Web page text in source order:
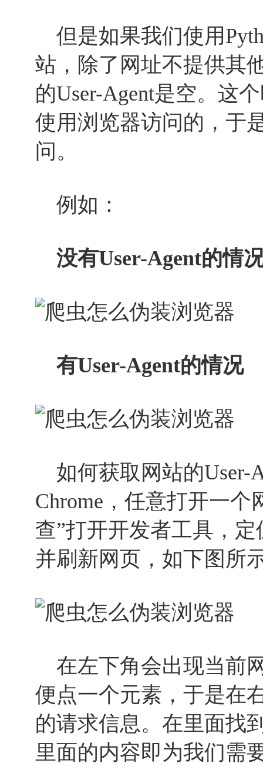
但是如果我们使用
站，除了网址不提供其
的User-Agent是空。这
使用浏览器访问的，于
问。
例如：
没有User-Agent的情
有User-Agent的情况
如何获取网站的User-
Chrome，任意打开一个
查”打开开发者工具，定
并刷新网页，如下图所
在左下角会出现当前
便点一个元素，于是在
的请求信息。在里面找
里面的内容即为我们需